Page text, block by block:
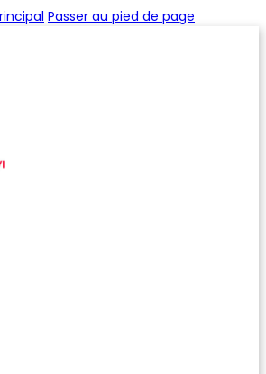
Passer au pied de page